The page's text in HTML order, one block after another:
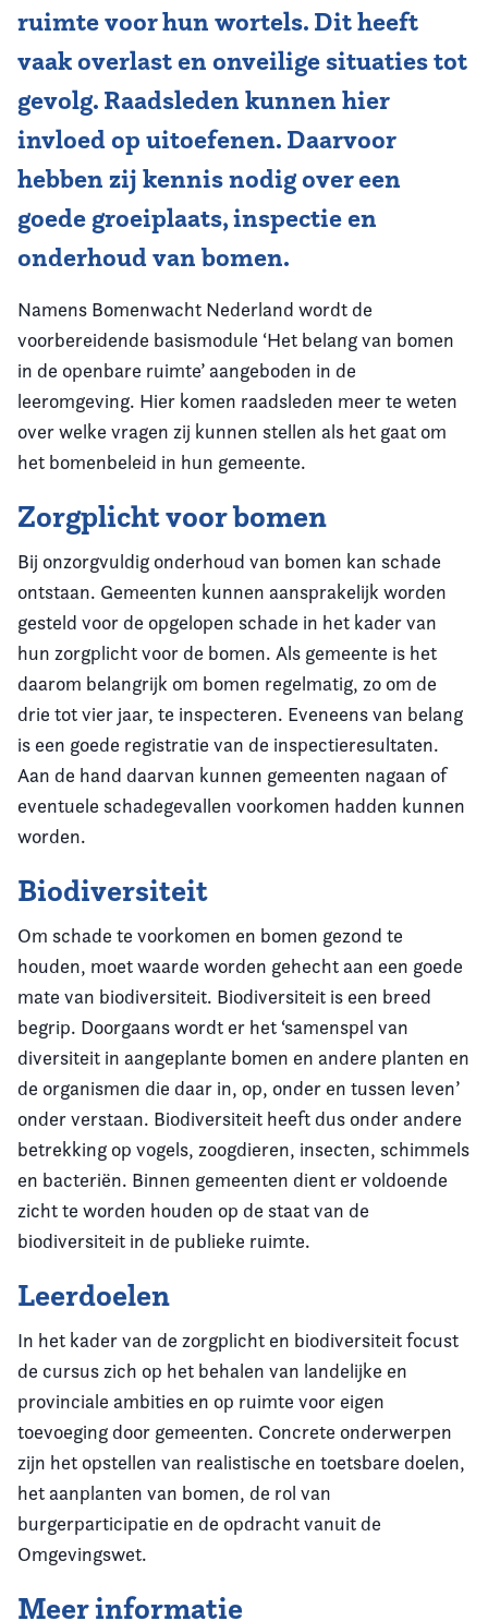
ruimte voor hun wortels. Dit heeft
vaak overlast en onveilige situaties tot
gevolg. Raadsleden kunnen hier
invloed op uitoefenen. Daarvoor
hebben zij kennis nodig over een
goede groeiplaats, inspectie en
onderhoud van bomen.
Namens Bomenwacht Nederland wordt de
voorbereidende basismodule ‘Het belang van bomen
in de openbare ruimte’ aangeboden in de
leeromgeving. Hier komen raadsleden meer te weten
over welke vragen zij kunnen stellen als het gaat om
het bomenbeleid in hun gemeente.
Zorgplicht voor bomen
Bij onzorgvuldig onderhoud van bomen kan schade
ontstaan. Gemeenten kunnen aansprakelijk worden
gesteld voor de opgelopen schade in het kader van
hun zorgplicht voor de bomen. Als gemeente is het
daarom belangrijk om bomen regelmatig, zo om de
drie tot vier jaar, te inspecteren. Eveneens van belang
is een goede registratie van de inspectieresultaten.
Aan de hand daarvan kunnen gemeenten nagaan of
eventuele schadegevallen voorkomen hadden kunnen
worden.
Biodiversiteit
Om schade te voorkomen en bomen gezond te
houden, moet waarde worden gehecht aan een goede
mate van biodiversiteit. Biodiversiteit is een breed
begrip. Doorgaans wordt er het ‘samenspel van
diversiteit in aangeplante bomen en andere planten en
de organismen die daar in, op, onder en tussen leven’
onder verstaan. Biodiversiteit heeft dus onder andere
betrekking op vogels, zoogdieren, insecten, schimmels
en bacteriën. Binnen gemeenten dient er voldoende
zicht te worden houden op de staat van de
biodiversiteit in de publieke ruimte.
Leerdoelen
In het kader van de zorgplicht en biodiversiteit focust
de cursus zich op het behalen van landelijke en
provinciale ambities en op ruimte voor eigen
toevoeging door gemeenten. Concrete onderwerpen
zijn het opstellen van realistische en toetsbare doelen,
het aanplanten van bomen, de rol van
burgerparticipatie en de opdracht vanuit de
Omgevingswet.
Meer informatie